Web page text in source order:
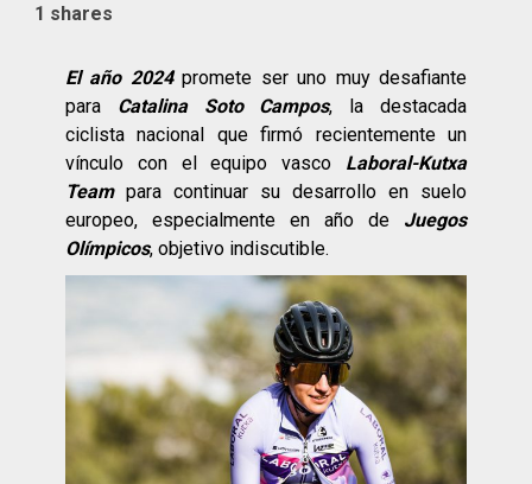
1 shares
El año 2024 promete ser uno muy desafiante
para Catalina Soto Campos, la destacada
ciclista nacional que firmó recientemente un
vínculo con el equipo vasco Laboral-Kutxa
Teampara continuar su desarrollo en suelo
europeo, especialmente en año de Juegos
Olímpicos, objetivo indiscutible.